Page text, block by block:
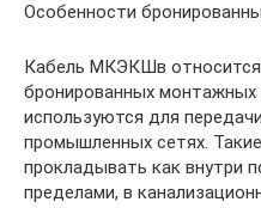
Особенности
Кабель МКЭКШв относится
бронированных
используются для
промышленных сетях.
прокладывать как внутри
пределами, в